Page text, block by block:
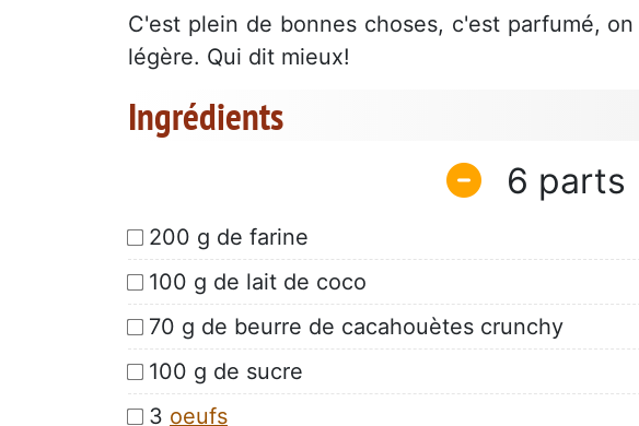
C'est plein de bonnes choses, c'est parfumé,
légère. Qui dit mieux!
Ingrédients
6
200 g de farine
100 g de lait de coco
70 g de beurre de cacahouètes crunchy
100 g de sucre
3 oeufs